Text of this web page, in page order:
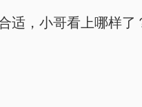
适，小哥看上哪样了